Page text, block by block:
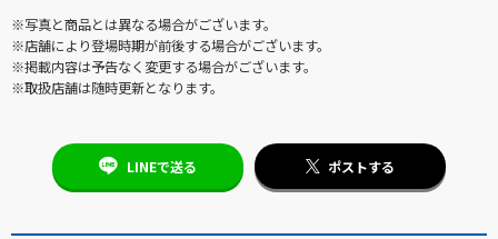
※写真と商品とは異なる場合がございます。
※店舗により登場時期が前後する場合がございます。
※掲載内容は予告なく変更する場合がございます。
※取扱店舗は随時更新となります。
LINEで送る ポストする